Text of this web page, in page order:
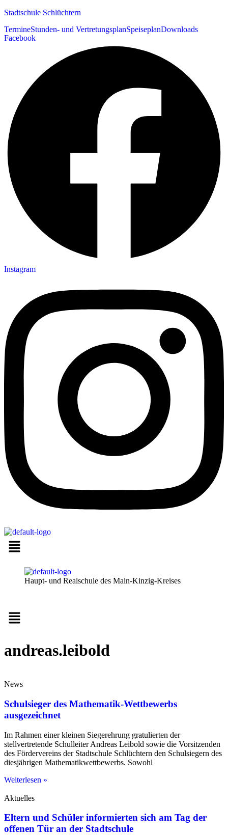
Stadtschule Schlüchtern
TermineStunden- und VertretungsplanSpeiseplanDownloads
Facebook
Instagram
Haupt- und Realschule des Main-Kinzig-Kreises
Menü
andreas.leibold
News
Schulsieger des Mathematik-Wettbewerbs
ausgezeichnet
Im Rahmen einer kleinen Siegerehrung gratulierten der
stellvertretende Schulleiter Andreas Leibold sowie die Vorsitzenden
des Fördervereins der Stadtschule Schlüchtern den Schulsiegern des
diesjährigen Mathematikwettbewerbs. Sowohl
Weiterlesen »
Aktuelles
Eltern und Schüler informierten sich am Tag der
offenen Tür an der Stadtschule